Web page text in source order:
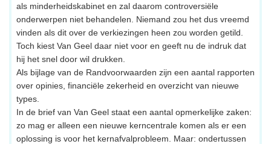
als minderheidskabinet en zal daarom controversiële
onderwerpen niet behandelen. Niemand zou het dus vreemd
vinden als dit over de verkiezingen heen zou worden getild.
Toch kiest Van Geel daar niet voor en geeft nu de indruk dat
hij het snel door wil drukken.
Als bijlage van de Randvoorwaarden zijn een aantal rapporten
over opinies, financiële zekerheid en overzicht van nieuwe
types.
In de brief van Van Geel staat een aantal opmerkelijke zaken:
zo mag er alleen een nieuwe kerncentrale komen als er een
oplossing is voor het kernafvalprobleem. Maar: ondertussen